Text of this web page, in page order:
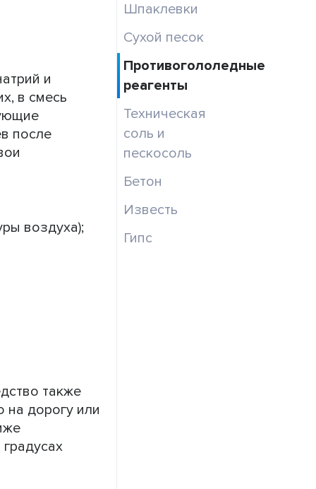
и
в смесь
после
воздуха);
также
на дорогу или
Шпаклевки
Сухой песок
Противогололедные
реагенты
Техническая
соль и
пескосоль
Бетон
Известь
Гипс